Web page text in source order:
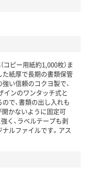
品詳細「
」で確認できます。
ピー用紙約1,000枚）ま
た紙厚で長期の書類保管
い信頼のコクヨ製で、
インのワンタッチ式と
で、書類の出し入れも
開かないように固定可
く、ラベルテープも剥
ルファイルです。アス